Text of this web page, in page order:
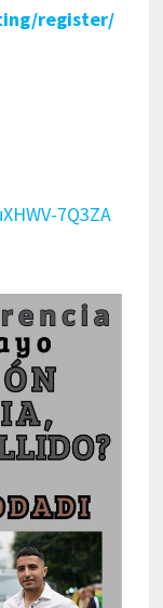
register/
7Q3ZA